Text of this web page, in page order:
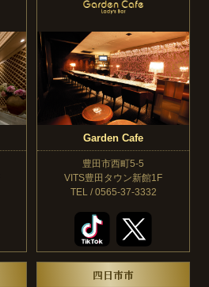
Garden Cafe
豊田市西町5-5
VITS豊田タウン新館1F
TEL / 0565-37-3332
四日市市